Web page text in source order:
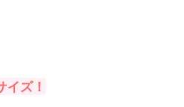
ズ！